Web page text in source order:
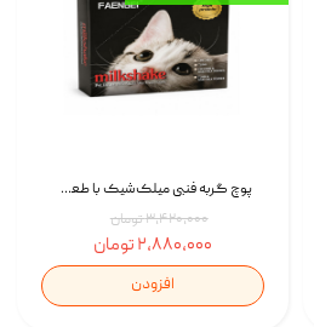
پوچ گربه فنبی میلک‌شیک با طعم مرغ Faenbei Cat Milk Shake Pouch بسته 12 عددی
۳,۴۲۰,۰۰۰ تومان
۲,۸۸۰,۰۰۰ تومان
افزودن